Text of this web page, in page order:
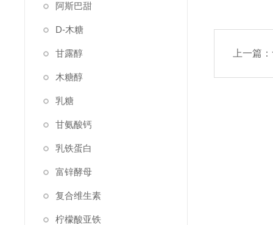
阿斯巴甜
D-木糖
甘露醇
木糖醇
乳糖
甘氨酸钙
乳铁蛋白
富锌酵母
复合维生素
柠檬酸亚铁
上一篇：